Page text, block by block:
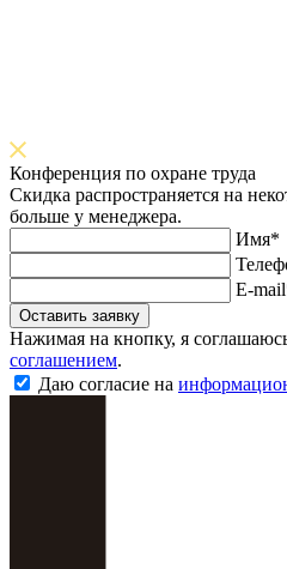
Конференция по охране труда
Скидка распространяется на
больше у менеджера.
Имя*
E-
Оставить заявку
Нажимая на кнопку, я
соглашением.
Даю согласие на